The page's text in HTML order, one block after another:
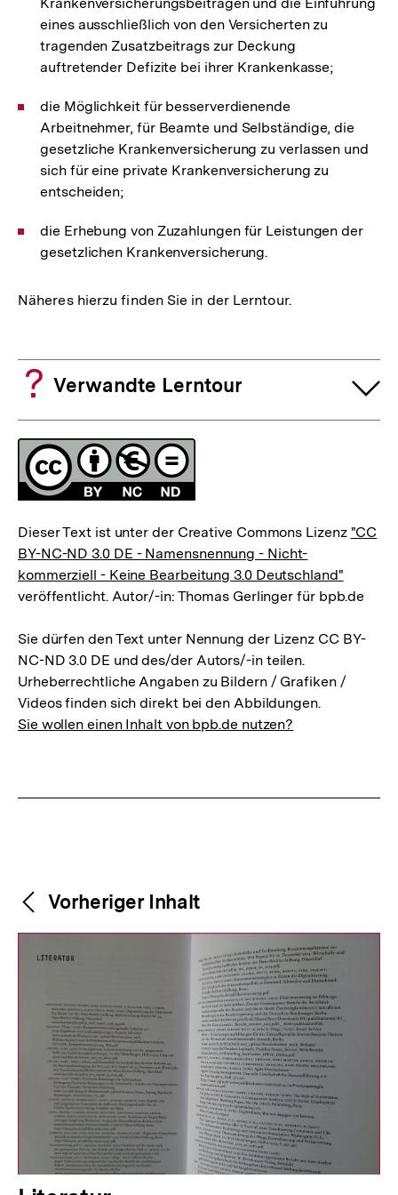
Krankenversicherungsbeiträgen und die Einführung
eines ausschließlich von den Versicherten zu
tragenden Zusatzbeitrags zur Deckung
auftretender Defizite bei ihrer Krankenkasse;
die Möglichkeit für besserverdienende
Arbeitnehmer, für Beamte und Selbständige, die
gesetzliche Krankenversicherung zu verlassen und
sich für eine private Krankenversicherung zu
entscheiden;
die Erhebung von Zuzahlungen für Leistungen der
gesetzlichen Krankenversicherung.
Näheres hierzu finden Sie in der Lerntour.
Verwandte Lerntour
Fussnoten
Lizenz
Dieser Text ist unter der Creative Commons Lizenz "CC
BY-NC-ND 3.0 DE - Namensnennung - Nicht-
kommerziell - Keine Bearbeitung 3.0 Deutschland"
veröffentlicht. Autor/-in: Thomas Gerlinger für bpb.de
Sie dürfen den Text unter Nennung der Lizenz CC BY-
NC-ND 3.0 DE und des/der Autors/-in teilen.
Urheberrechtliche Angaben zu Bildern / Grafiken /
Videos finden sich direkt bei den Abbildungen.
Sie wollen einen Inhalt von bpb.de nutzen?
Weitere
Inhalte
Content-
Navigation
Vorheriger Inhalt